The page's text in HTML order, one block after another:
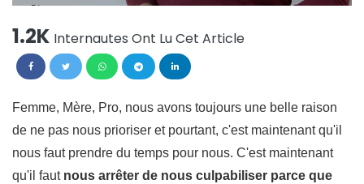
1.2K Internautes Ont Lu Cet Article
Femme, Mère, Pro, nous avons toujours une belle raison
de ne pas nous prioriser et pourtant, c'est maintenant qu'il
nous faut prendre du temps pour nous. C'est maintenant
qu'il faut nous arrêter de nous culpabiliser parce que